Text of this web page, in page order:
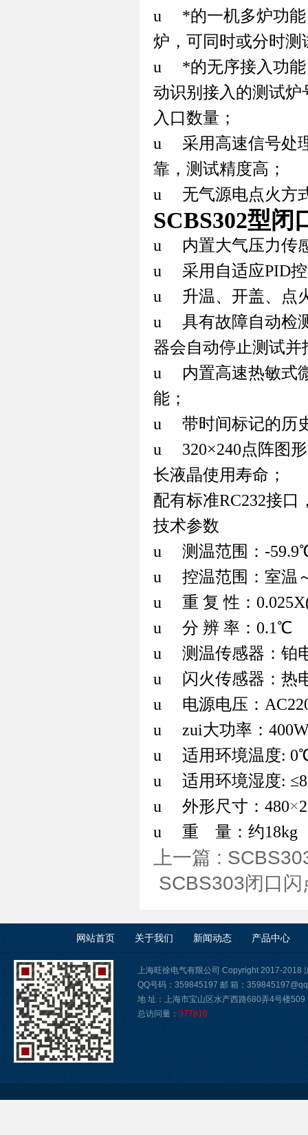
u
*的一机多炉功
炉，可同时或分时测
u
*的无序接入功
动识别接入的测试
入口数量；
u
采用高速信号处
靠，测试精度高；
u
无气源电点火方
SCBS302型闭
u
内置大气压力传
u
采用自适应PID
u
升温、开盖、点
u
具有故障自动检
器会自动停止测试并
u
内置高速热敏式
能；
u
带时间标记的历
u
320×240点阵图
长液晶使用寿命；
配有标准RC232接
技术参数
u
测温范围：-
u
控温范围：室温
u
重 复 性：
u
分 辨 率：0.1℃
u
测温传感器：铂
u
闪火传感器：热
u
电源电压：
u
zui大功率：
u
适用环境温度:
u
适用环境湿度:
u
外形尺寸：480×
u
重 量：约18kg
上一篇 :
SCBS303闭口
网站首页 关于我们 新闻动态 产品中心
上海旺徐电气有限公司 Copyright 2017-2018
QQ号码：359845197 邮 箱：
地 址：上海市宝山区水产西路680弄4号楼509
总访问量： 377810